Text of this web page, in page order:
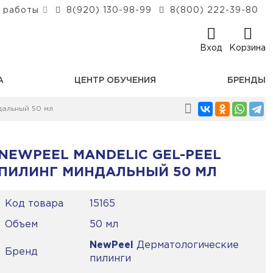
работы 8(920) 130-98-99 8(800) 222-39-80
Вход Корзина
ЦЕНТР ОБУЧЕНИЯ БРЕНДЫ
50 мл
NEWPEEL MANDELIC GEL-PEEL
ПИЛИНГ МИНДАЛЬНЫЙ 50 МЛ
Код товара 15165
Объем 50 мл
Бренд
NewPeel
Дерматологические
пилинги